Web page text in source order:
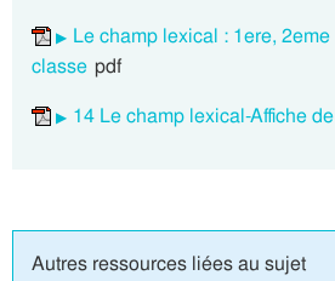
Le champ lexical : 1ere,
classe pdf
14 Le champ lexical-Affiche
Autres ressources liées au sujet